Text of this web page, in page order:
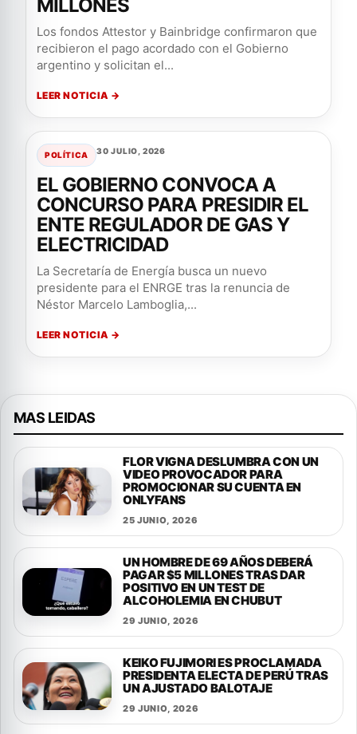
MILLONES
Los fondos Attestor y Bainbridge confirmaron que
recibieron el pago acordado con el Gobierno
argentino y solicitan el...
LEER NOTICIA →
POLÍTICA 30 JULIO, 2026
EL GOBIERNO CONVOCA A
CONCURSO PARA PRESIDIR EL
ENTE REGULADOR DE GAS Y
ELECTRICIDAD
La Secretaría de Energía busca un nuevo
presidente para el ENRGE tras la renuncia de
Néstor Marcelo Lamboglia,...
LEER NOTICIA →
MAS LEIDAS
FLOR VIGNA DESLUMBRA CON UN
VIDEO PROVOCADOR PARA
PROMOCIONAR SU CUENTA EN
ONLYFANS
25 JUNIO, 2026
UN HOMBRE DE 69 AÑOS DEBERÁ
PAGAR $5 MILLONES TRAS DAR
POSITIVO EN UN TEST DE
ALCOHOLEMIA EN CHUBUT
29 JUNIO, 2026
KEIKO FUJIMORI ES PROCLAMADA
PRESIDENTA ELECTA DE PERÚ TRAS
UN AJUSTADO BALOTAJE
29 JUNIO, 2026